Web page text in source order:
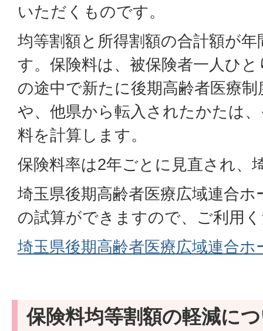
いただくものです。
均等割額と所得割額の合計額が
す。保険料は、被保険者一人ひ
の途中で新たに後期高齢者医療
や、他県から転入されたかたは
料を計算します。
保険料率は2年ごとに見直され、
埼玉県後期高齢者医療広域連合
の試算ができますので、ご利用
埼玉県後期高齢者医療広域連合ホ
保険料均等割額の軽減に